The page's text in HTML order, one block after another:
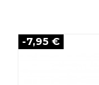
-7,95 €